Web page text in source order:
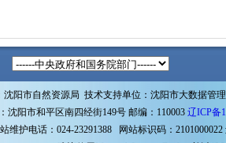
沈阳市自然资源局 技术支持单位：沈阳市大数据管
沈阳市和平区南四经街149号 邮编：110003 辽ICP备
维护电话：024-23291388 网站标识码：2101000022